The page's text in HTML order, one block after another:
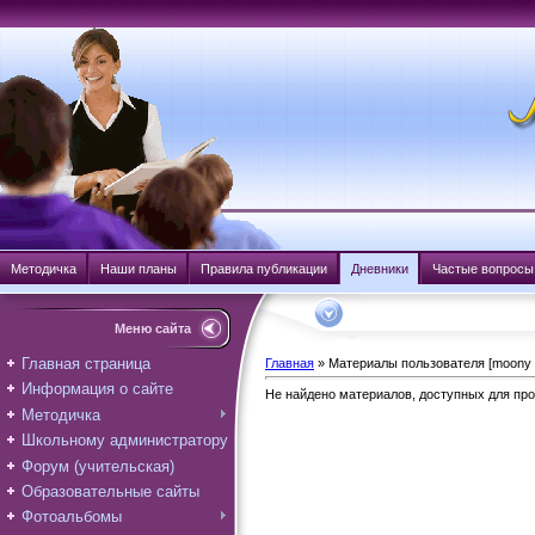
Методичка Наши планы Правила публикации Дневники Частые вопросы
Меню сайта
Главная страница
Информация о сайте
Методичка
Школьному администратору
Форум (учительская)
Образовательные сайты
Фотоальбомы
Главная » Материалы пользователя [moony
Не найдено материалов, доступных для